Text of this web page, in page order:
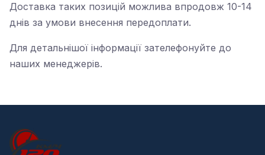
Доставка таких позицій можлива впродовж 10-14
днів за умови внесення передоплати.
Для детальнішої інформації зателефонуйте до
наших менеджерів.